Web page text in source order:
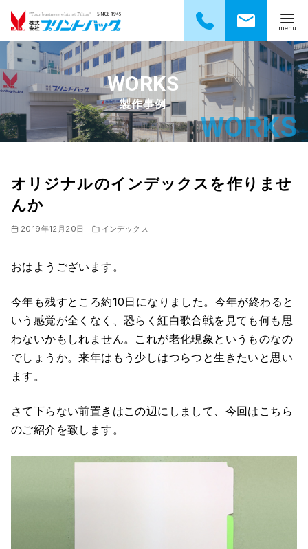
ン
テ
ツ
へ
製作事例
オリジナルのインデックスを作りませ
んか
2019年12月20日 インデックス
おはようございます。
今年も残すところ約10日になりました。今年が終わると
いう感覚が全くなく、恐らく紅白歌合戦を見ても何も思
わないかもしれません。これが老化現象というものなの
でしょうか。来年はもう少しはつらつと生きたいと思い
ます。
さて下らない前置きはこの辺にしまして、今回はこちら
のご紹介を致します。